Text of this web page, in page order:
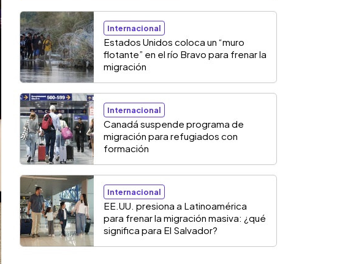
Internacional
Estados Unidos coloca un “muro
flotante” en el río Bravo para frenar la
migración
Internacional
Canadá suspende programa de
migración para refugiados con
formación
Internacional
EE.UU. presiona a Latinoamérica
para frenar la migración masiva: ¿qué
significa para El Salvador?